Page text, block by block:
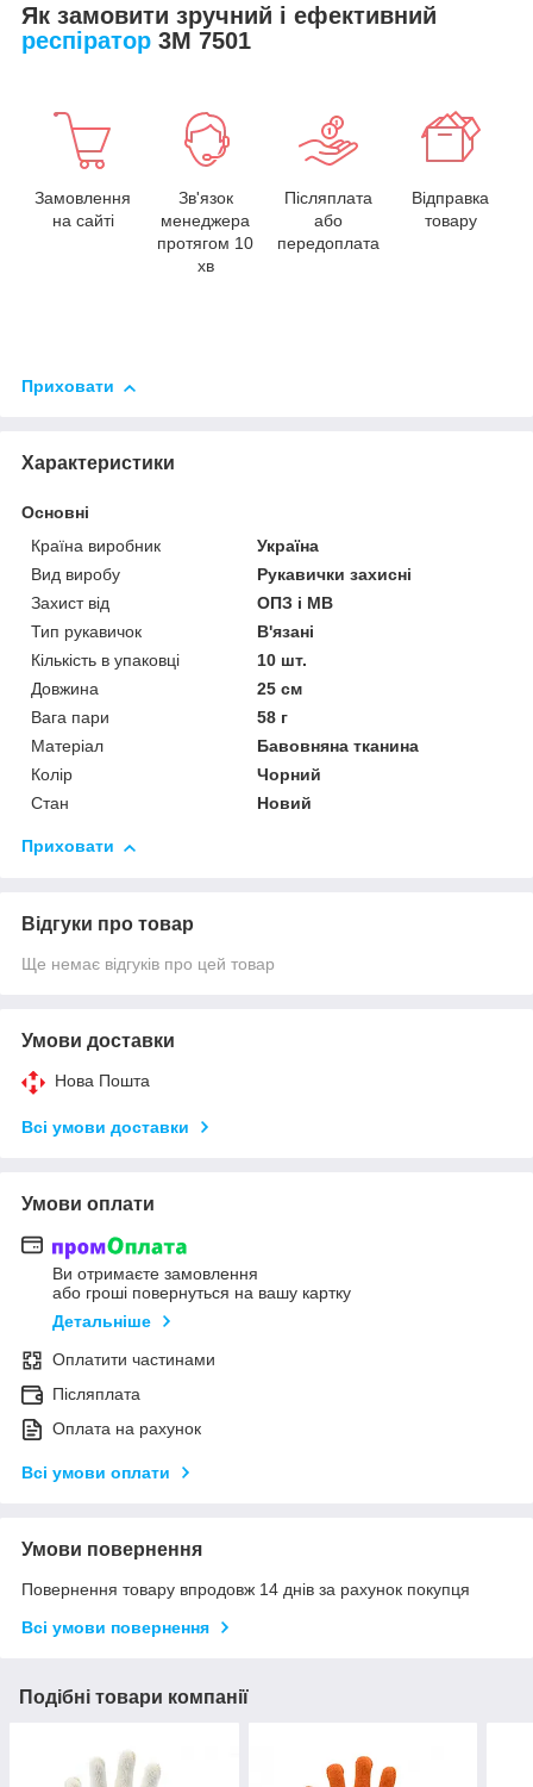
Як замовити зручний і ефективний
респіратор 3М 7501
Замовлення
на сайті
Зв'язок
менеджера
протягом 10
хв
Післяплата
або
передоплата
Відправка
товару
Приховати
Характеристики
Основні
Країна виробник
Україна
Вид виробу
Рукавички захисні
Захист від
ОПЗ і МВ
Тип рукавичок
В'язані
Кількість в упаковці
10 шт.
Довжина
25 см
Вага пари
58 г
Матеріал
Бавовняна тканина
Колір
Чорний
Стан
Новий
Приховати
Відгуки про товар
Ще немає відгуків про цей товар
Умови доставки
Нова Пошта
Всі умови доставки
Умови оплати
Ви отримаєте замовлення
або гроші повернуться на вашу картку
Детальніше
Оплатити частинами
Післяплата
Оплата на рахунок
Всі умови оплати
Умови повернення
Повернення товару впродовж 14 днів за рахунок покупця
Всі умови повернення
Подібні товари компанії